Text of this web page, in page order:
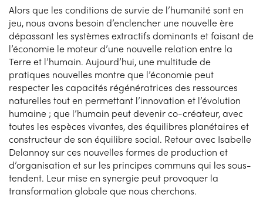
Alors que les conditions de survie de l’humanité sont en
jeu, nous avons besoin d’enclencher une nouvelle ère
dépassant les systèmes extractifs dominants et faisant de
l’économie le moteur d’une nouvelle relation entre la
Terre et l’humain. Aujourd’hui, une multitude de
pratiques nouvelles montre que l’économie peut
respecter les capacités régénératrices des ressources
naturelles tout en permettant l’innovation et l’évolution
humaine ; que l’humain peut devenir co-créateur, avec
toutes les espèces vivantes, des équilibres planétaires et
constructeur de son équilibre social. Retour avec Isabelle
Delannoy sur ces nouvelles formes de production et
d’organisation et sur les principes communs qui les sous-
tendent. Leur mise en synergie peut provoquer la
transformation globale que nous cherchons.